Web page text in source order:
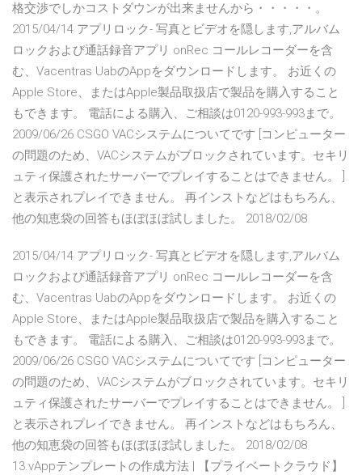
格交渉でしかコストダウンが出来ませんから・・・・・。
2015/04/14 アプリロック- 写真とビデオを隠します,アルバム
ロックおよび通話録音アプリ onRec コールレコーダーを含
む、Vacentras UabのAppをダウンロードします。 お近くの
Apple Store、またはApple製品取扱店で製品を購入すること
もできます。 電話による購入、ご相談は0120-993-993まで。
2009/06/26 CSGO VACシステムについてです [コンピューター
の問題のため、VACシステムがブロックされています。セキリ
ュティ保護されたサーバーでプレイすることはできません。 ]
と表示されプレイできません。 再インストなどはもちろん、
他の知恵袋の回答もほぼほぼ試しました。 2018/02/08
2015/04/14 アプリロック- 写真とビデオを隠します,アルバム
ロックおよび通話録音アプリ onRec コールレコーダーを含
む、Vacentras UabのAppをダウンロードします。 お近くの
Apple Store、またはApple製品取扱店で製品を購入すること
もできます。 電話による購入、ご相談は0120-993-993まで。
2009/06/26 CSGO VACシステムについてです [コンピューター
の問題のため、VACシステムがブロックされています。セキリ
ュティ保護されたサーバーでプレイすることはできません。 ]
と表示されプレイできません。 再インストなどはもちろん、
他の知恵袋の回答もほぼほぼ試しました。 2018/02/08
13.vAppテンプレートの作成方法 | 【プライベートクラウド】